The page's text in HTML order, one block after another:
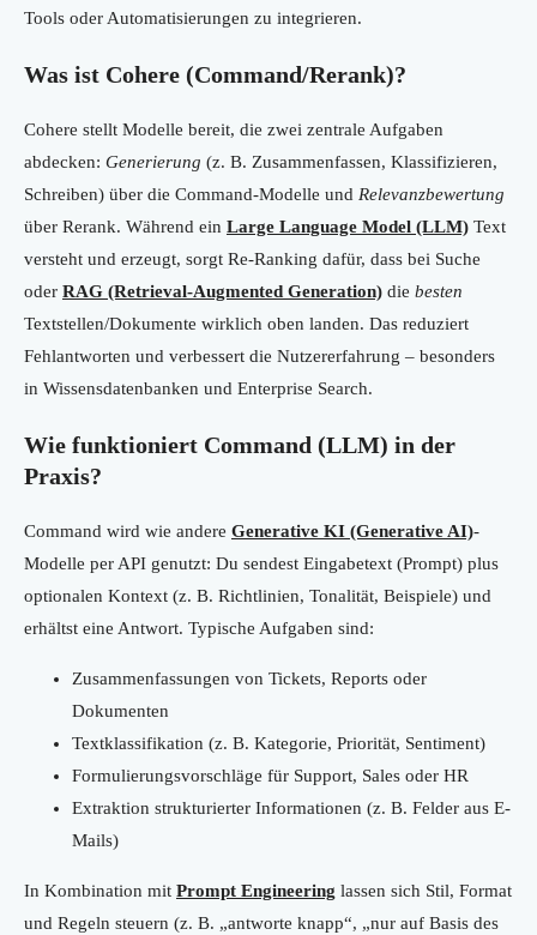
Tools oder Automatisierungen zu integrieren.
Was ist Cohere (Command/Rerank)?
Cohere stellt Modelle bereit, die zwei zentrale Aufgaben
abdecken: Generierung (z. B. Zusammenfassen, Klassifizieren,
Schreiben) über die Command-Modelle und Relevanzbewertung
über Rerank. Während ein Large Language Model (LLM) Text
versteht und erzeugt, sorgt Re-Ranking dafür, dass bei Suche
oder RAG (Retrieval-Augmented Generation) die besten
Textstellen/Dokumente wirklich oben landen. Das reduziert
Fehlantworten und verbessert die Nutzererfahrung – besonders
in Wissensdatenbanken und Enterprise Search.
Wie funktioniert Command (LLM) in der
Praxis?
Command wird wie andere Generative KI (Generative AI)-
Modelle per API genutzt: Du sendest Eingabetext (Prompt) plus
optionalen Kontext (z. B. Richtlinien, Tonalität, Beispiele) und
erhältst eine Antwort. Typische Aufgaben sind:
Zusammenfassungen von Tickets, Reports oder
Dokumenten
Textklassifikation (z. B. Kategorie, Priorität, Sentiment)
Formulierungsvorschläge für Support, Sales oder HR
Extraktion strukturierter Informationen (z. B. Felder aus E-
Mails)
In Kombination mit Prompt Engineering lassen sich Stil, Format
und Regeln steuern (z. B. „antworte knapp“, „nur auf Basis des